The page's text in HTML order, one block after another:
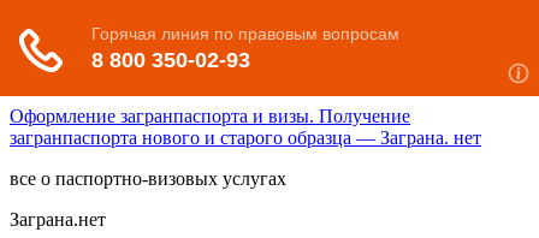
Оформление загранпаспорта и визы. Получение
загранпаспорта нового и старого образца — Заграна. нет
все о паспортно-визовых услугах
Заграна.нет